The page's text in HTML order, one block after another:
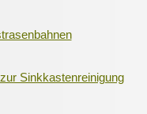
Sinkkastenreinigung